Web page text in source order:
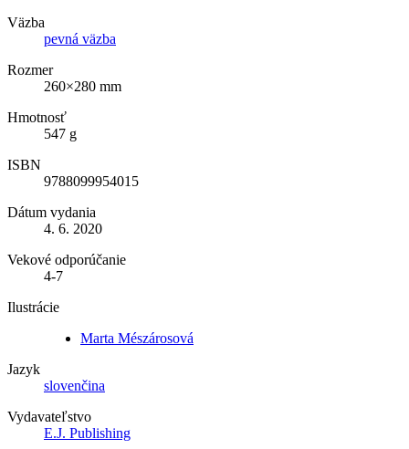
Väzba
pevná väzba
Rozmer
260×280 mm
Hmotnosť
547 g
ISBN
9788099954015
Dátum vydania
4. 6. 2020
Vekové odporúčanie
4-7
Ilustrácie
Marta Mészárosová
Jazyk
slovenčina
Vydavateľstvo
E.J. Publishing